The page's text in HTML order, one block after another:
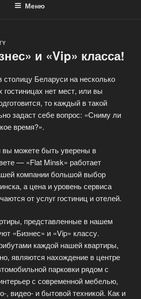
Меню
и «Vip» класса!
Беларуси на несколько
нет мест, или вы
то каждый в такой
задаст себе вопрос: «Сниму ли
время?».
можете быть уверены в
— «Flat Minsk» работает
компании большой выбор
а цена и уровень сервиса
от услуг гостиниц и отелей.
представленные в нашем
«Бизнес» и «Vip» классу.
каждой нашей квартиры,
являются нахождение в центре
парковки рядом с
с современной мебелью,
, видео- и бытовой техникой. Как и